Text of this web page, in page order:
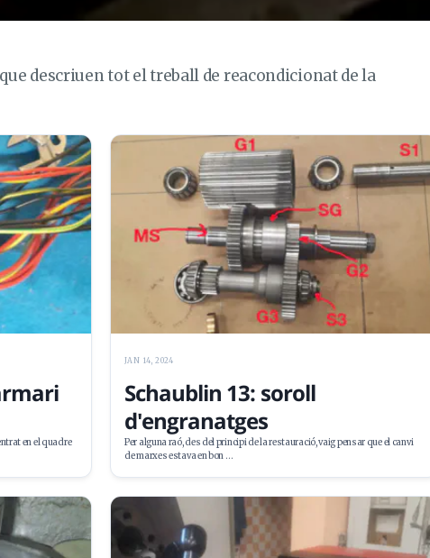
descriuen tot el treball de reacondicionat de la
en el quadre
JAN 14, 2024
Schaublin 13: soroll
d'engranatges
Per alguna raó, des del principi de la restauració, vaig pensar que el canvi
de marxes estava en bon …